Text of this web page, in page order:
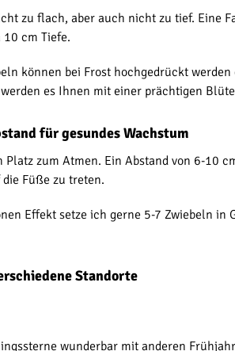
zu flach, aber auch nicht zu tief. Eine
cm Tiefe.
können bei Frost hochgedrückt
es Ihnen mit einer prächtigen
für gesundes Wachstum
zum Atmen. Ein Abstand von 6-10
Füße zu treten.
Effekt setze ich gerne 5-7 Zwiebeln
Standorte
wunderbar mit anderen